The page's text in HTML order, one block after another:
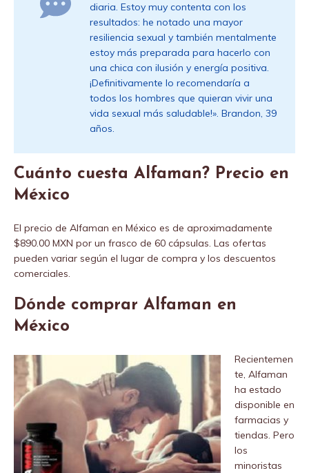
diaria. Estoy muy contenta con los
resultados: he notado una mayor
resiliencia sexual y también mentalmente
estoy más preparada para hacerlo con
una chica con ilusión y energía positiva.
¡Definitivamente lo recomendaría a
todos los hombres que quieran vivir una
vida sexual más saludable!». Brandon, 39
años.
Cuánto cuesta Alfaman? Precio en
México
El precio de Alfaman en México es de aproximadamente
$890.00 MXN por un frasco de 60 cápsulas. Las ofertas
pueden variar según el lugar de compra y los descuentos
comerciales.
Dónde comprar Alfaman en
México
Recientemen
te, Alfaman
ha estado
disponible en
farmacias y
tiendas. Pero
los
minoristas